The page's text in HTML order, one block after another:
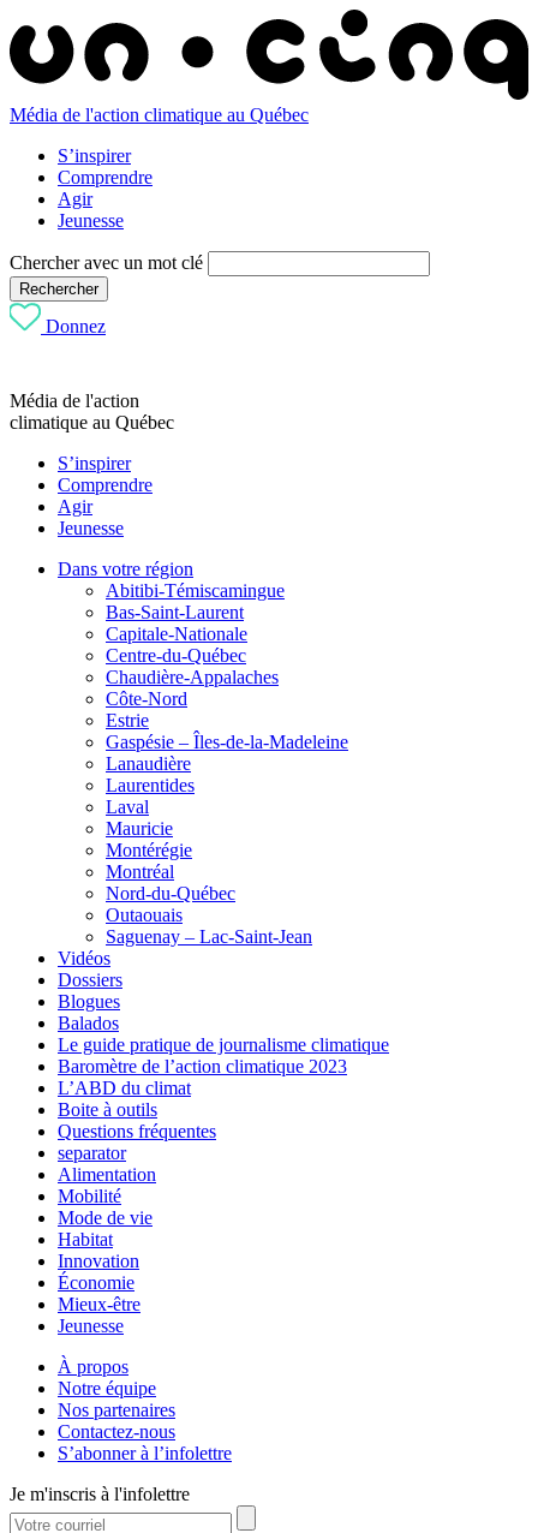
Média de l'action climatique au Québec
S’inspirer
Comprendre
Agir
Jeunesse
Chercher avec un mot clé
Rechercher
Donnez
Média de l'action
climatique au Québec
S’inspirer
Comprendre
Agir
Jeunesse
Dans votre région
Abitibi-Témiscamingue
Bas-Saint-Laurent
Capitale-Nationale
Centre-du-Québec
Chaudière-Appalaches
Côte-Nord
Estrie
Gaspésie – Îles-de-la-Madeleine
Lanaudière
Laurentides
Laval
Mauricie
Montérégie
Montréal
Nord-du-Québec
Outaouais
Saguenay – Lac-Saint-Jean
Vidéos
Dossiers
Blogues
Balados
Le guide pratique de journalisme climatique
Baromètre de l’action climatique 2023
L’ABD du climat
Boite à outils
Questions fréquentes
separator
Alimentation
Mobilité
Mode de vie
Habitat
Innovation
Économie
Mieux-être
Jeunesse
À propos
Notre équipe
Nos partenaires
Contactez-nous
S’abonner à l’infolettre
Je m'inscris à l'infolettre